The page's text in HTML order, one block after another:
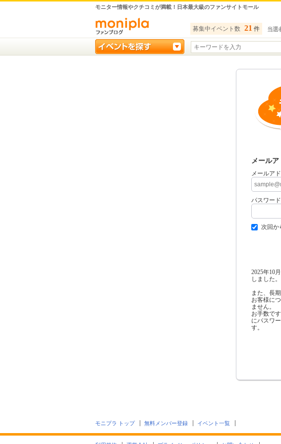
モニター情報やクチコミが満載！日本最大級のファンサイトモール
募集中イベント数 21 件 当選
メール
メールア
パスワード
次回か
2025年10
しました。
また、長
お客様に
ません。
お手数で
にパスワ
す。
モニプラ トップ 無料メンバー登録 イベント一覧